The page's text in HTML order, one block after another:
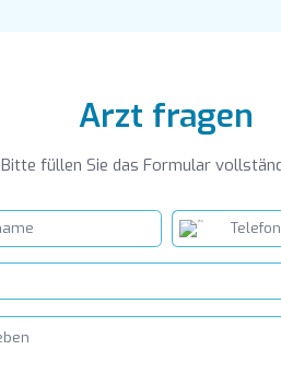
Arzt fragen
Bitte füllen Sie das Formular